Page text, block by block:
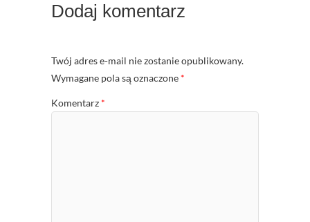
Dodaj komentarz
Twój adres e-mail nie zostanie opublikowany.
Wymagane pola są oznaczone *
Komentarz *